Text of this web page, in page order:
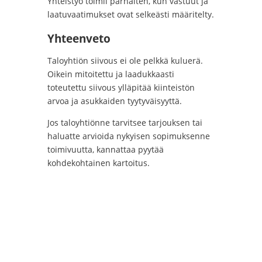
laatuvaatimukset ovat selkeästi määritelty.
Yhteenveto
Taloyhtiön siivous ei ole pelkkä kuluerä.
Oikein mitoitettu ja laadukkaasti
toteutettu siivous ylläpitää kiinteistön
arvoa ja asukkaiden tyytyväisyyttä.
Jos taloyhtiönne tarvitsee tarjouksen tai
haluatte arvioida nykyisen sopimuksenne
toimivuutta, kannattaa pyytää
kohdekohtainen kartoitus.